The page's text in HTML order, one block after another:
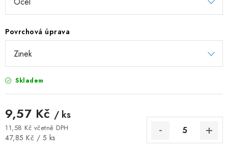
Povrchová úprava
Skladem
9,57 Kč / ks
11,58 Kč včetně DPH
Měrná cena:
47,85 Kč / 5 ks